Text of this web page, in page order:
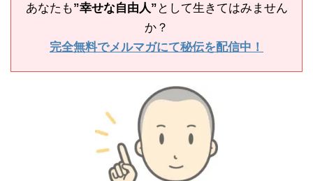
あなたも”幸せな自由人” として生きてはみません
か？
完全無料でメルマガにて秘伝を配信中！